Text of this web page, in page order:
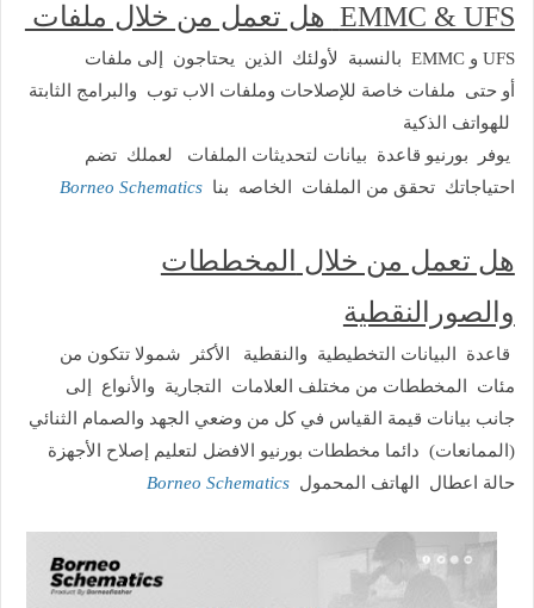
EMMC & UFS هل تعمل من خلال ملفات
UFS و EMMC
بالنسبة لأولئك الذين يحتاجون إلى ملفات
أو حتى ملفات خاصة للإصلاحات وملفات
الاب توب والبرامج الثابتة
للهواتف الذكية
يوفر بورنيو قاعدة بيانات لتحديثات الملفات لعملك تضم
احتياجاتك تحقق من الملفات الخاصه بنا Borneo Schematics
هل تعمل من خلال
المخططات
والصورالنقطية
قاعدة البيانات التخطيطية والنقطية
الأكثر شمولا تتكون من
مئات المخططات من مختلف العلامات التجارية والأنواع إلى
جانب بيانات قيمة القياس في كل من وضعي الجهد والصمام الثنائي
(الممانعات) دائما مخططات بورنيو الافضل لتعليم إصلاح الأجهزة
حالة اعطال
الهاتف المحمول Borneo Schematics